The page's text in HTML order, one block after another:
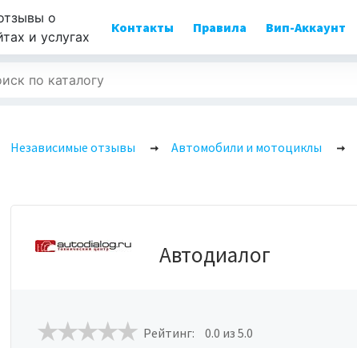
о
и услугах
Контакты Правила Вип-Аккаунт
Независимые отзывы Автомобили и мотоциклы
Автодиалог
Рейтинг: 0.0 из 5.0